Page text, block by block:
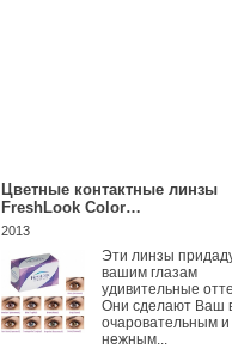
Цветные контактные линзы
FreshLook Color…
2013
Эти линзы
вашим глазам
удивительные
Они сделают Ваш
очаровательным и
нежным...